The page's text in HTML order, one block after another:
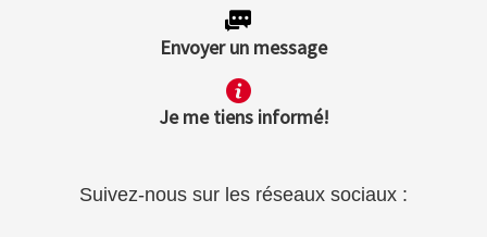
Envoyer un message
Je me tiens informé!
Suivez-nous sur les réseaux sociaux :